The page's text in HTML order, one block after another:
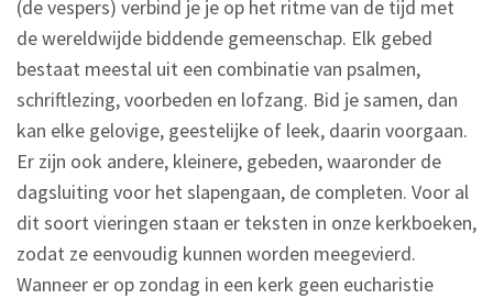
(de vespers) verbind je je op het ritme van de tijd met
de wereldwijde biddende gemeenschap. Elk gebed
bestaat meestal uit een combinatie van psalmen,
schriftlezing, voorbeden en lofzang. Bid je samen, dan
kan elke gelovige, geestelijke of leek, daarin voorgaan.
Er zijn ook andere, kleinere, gebeden, waaronder de
dagsluiting voor het slapengaan, de completen. Voor al
dit soort vieringen staan er teksten in onze kerkboeken,
zodat ze eenvoudig kunnen worden meegevierd.
Wanneer er op zondag in een kerk geen eucharistie